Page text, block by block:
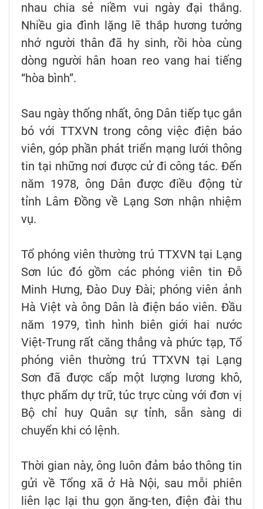
nhau chia sẻ niềm vui ngày đại thắng.
Nhiều gia đình lặng lẽ thắp hương tưởng
nhớ người thân đã hy sinh, rồi hòa cùng
dòng người hân hoan reo vang hai tiếng
“hòa bình”.
Sau ngày thống nhất, ông Dân tiếp tục gắn
bó với TTXVN trong công việc điện báo
viên, góp phần phát triển mạng lưới thông
tin tại những nơi được cử đi công tác. Đến
năm 1978, ông Dân được điều động từ
tỉnh Lâm Đồng về Lạng Sơn nhận nhiệm
vụ.
Tổ phóng viên thường trú TTXVN tại Lạng
Sơn lúc đó gồm các phóng viên tin Đỗ
Minh Hưng, Đào Duy Đài; phóng viên ảnh
Hà Việt và ông Dân là điện báo viên. Đầu
năm 1979, tình hình biên giới hai nước
Việt-Trung rất căng thẳng và phức tạp, Tổ
phóng viên thường trú TTXVN tại Lạng
Sơn đã được cấp một lượng lương khô,
thực phẩm dự trữ, túc trực cùng với đơn vị
Bộ chỉ huy Quân sự tỉnh, sẵn sàng di
chuyển khi có lệnh.
Thời gian này, ông luôn đảm bảo thông tin
gửi về Tổng xã ở Hà Nội, sau mỗi phiên
liên lạc lại thu gọn ăng-ten, điện đài thu